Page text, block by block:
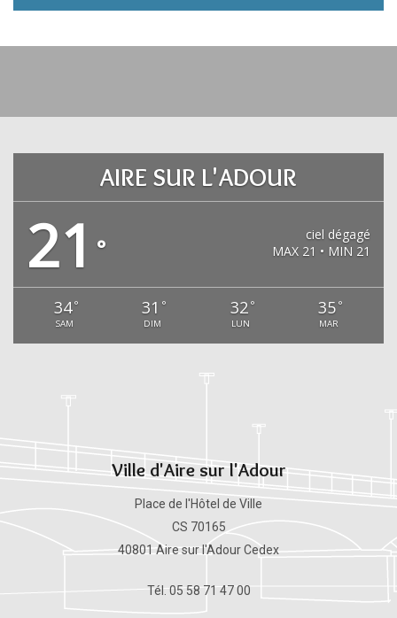
AIRE SUR L'ADOUR
21 °
ciel dégagé
MAX 21 • MIN 21
34 °
SAM
31 °
DIM
32 °
LUN
35 °
MAR
Ville d'Aire sur l'Adour
Place de l'Hôtel de Ville
CS 70165
40801 Aire sur l'Adour Cedex
Tél. 05 58 71 47 00